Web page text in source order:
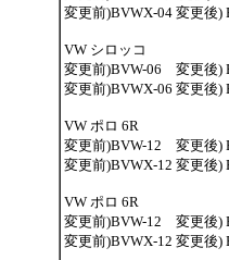
変更前)BVWX-04 変更後)
VW シロッコ
変更前)BVW-06 変更後)
変更前)BVWX-06 変更後)
VW ポロ 6R
変更前)BVW-12 変更後)
変更前)BVWX-12 変更後)
VW ポロ 6R
変更前)BVW-12 変更後)
変更前)BVWX-12 変更後)